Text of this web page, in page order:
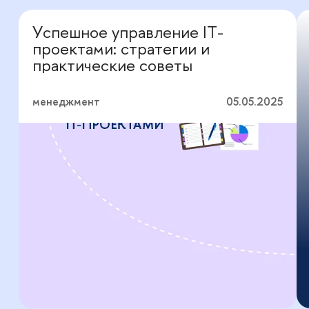
Перевод с профессионального
Успешное управление IT-
проектами: стратегии и
практические советы
менеджмент 05.05.2025